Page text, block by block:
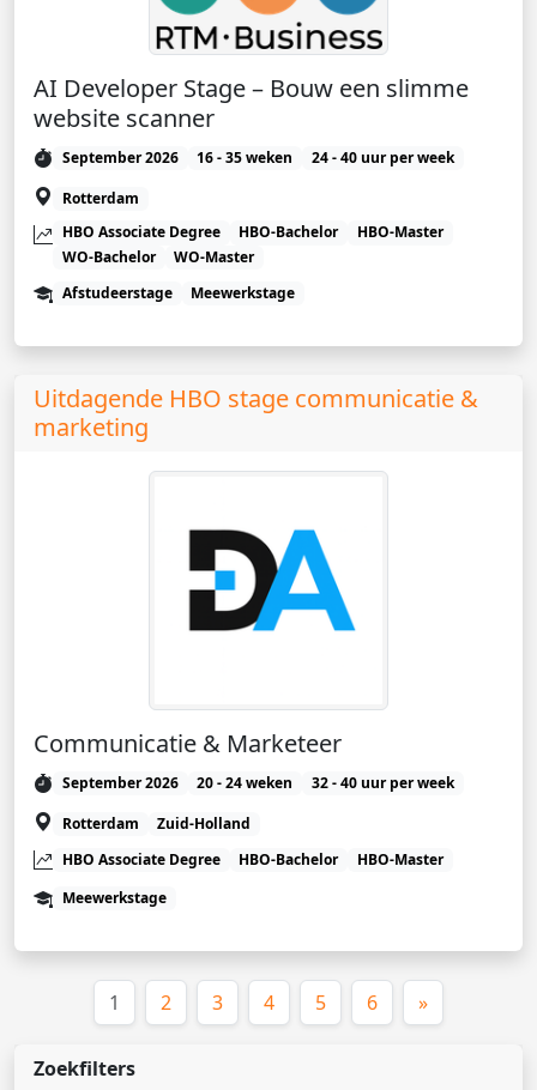
Zoekfilters
AI Developer Stage – Bouw een slimme
website scanner
September 2026 16 - 35 weken
24 - 40 uur per week
Rotterdam
HBO Associate Degree
HBO-Bachelor
HBO-Master
WO-Bachelor
WO-Master
Afstudeerstage
Meewerkstage
Uitdagende HBO stage communicatie &
marketing
Communicatie & Marketeer
September 2026 20 - 24 weken
32 - 40 uur per week
Rotterdam
Zuid-Holland
HBO Associate Degree
HBO-Bachelor
HBO-Master
Meewerkstage
1 (huidige)
2 3 4 5 6 »